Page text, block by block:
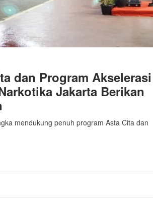
dan Program Akselerasi
Jakarta Berikan
mendukung penuh program Asta Cita dan